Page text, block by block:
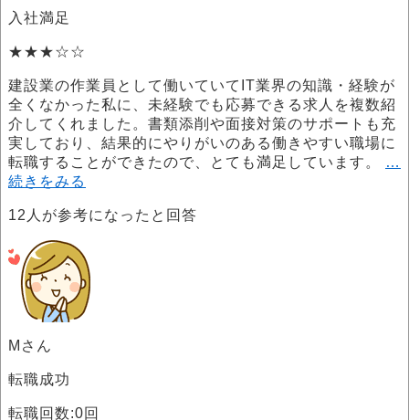
入社満足
★★★☆☆
建設業の作業員として働いていてIT業界の知識・経験が
全くなかった私に、未経験でも応募できる求人を複数紹
介してくれました。書類添削や面接対策のサポートも充
実しており、結果的にやりがいのある働きやすい職場に
転職することができたので、とても満足しています。
…
続きをみる
12 人が参考になったと回答
Mさん
転職成功
転職回数:0回